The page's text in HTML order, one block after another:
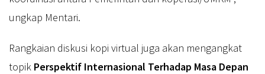
ungkap Mentari.
Rangkaian diskusi kopi virtual juga akan mengangkat
topik Perspektif Internasional Terhadap Masa Depan